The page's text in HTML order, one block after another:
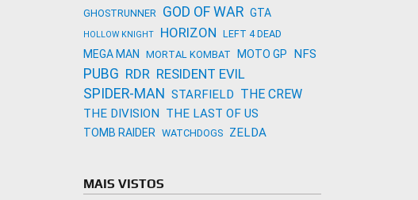
GHOSTRUNNER GOD OF WAR GTA
HOLLOW KNIGHT HORIZON LEFT 4 DEAD
MEGA MAN MORTAL KOMBAT MOTO GP NFS
PUBG RDR RESIDENT EVIL
SPIDER-MAN STARFIELD THE CREW
THE DIVISION THE LAST OF US
TOMB RAIDER WATCHDOGS ZELDA
MAIS VISTOS